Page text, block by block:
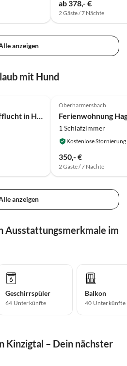
ab 378,- €
2 Gäste / 7 Nächte
anzeigen
mit Hund
Apartment Bauernhofflucht in Hofstetten
Oberharmersbach
1 Schlafzimmer
Kostenlose Stornierung
350,- €
2 Gäste / 7 Nächte
anzeigen
Ausstattungsmerkmale im
Geschirrspüler
64 Unterkünfte
Balkon
40 Unterkünfte
Kinzigtal – Dein nächster